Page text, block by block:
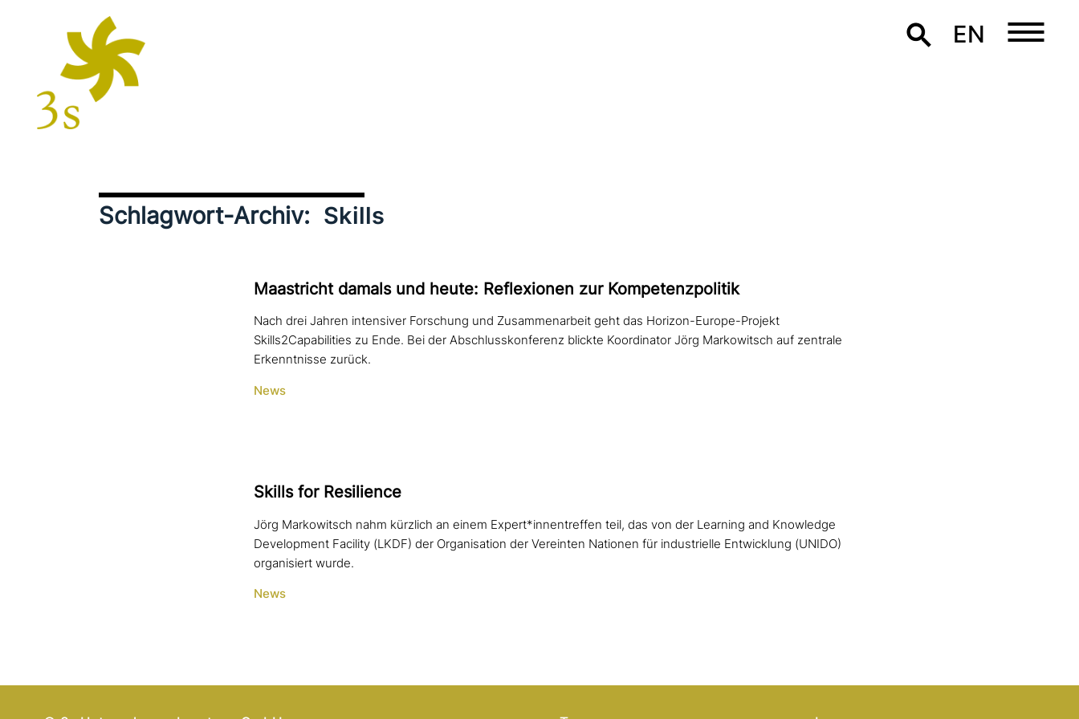
EN
Schlagwort-Archiv: Skills
Maastricht damals und heute: Reflexionen zur Kompetenzpolitik
Nach drei Jahren intensiver Forschung und Zusammenarbeit geht das Horizon-Europe-Projekt
Skills2Capabilities zu Ende. Bei der Abschlusskonferenz blickte Koordinator Jörg Markowitsch auf zentrale
Erkenntnisse zurück.
News
Skills for Resilience
Jörg Markowitsch nahm kürzlich an einem Expert*innentreffen teil, das von der Learning and Knowledge
Development Facility (LKDF) der Organisation der Vereinten Nationen für industrielle Entwicklung (UNIDO)
organisiert wurde.
News